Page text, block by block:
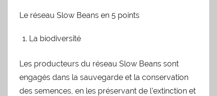
Le réseau Slow Beans en 5 points
La biodiversité
Les producteurs du réseau Slow Beans sont
engagés dans la sauvegarde et la conservation
des semences, en les préservant de l’extinction et